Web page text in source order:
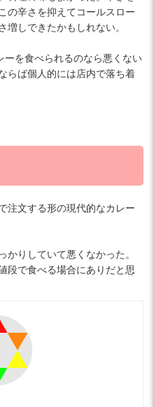
の辛さを抑えてコールスロー
増しできたかもしれない。
を食べられるのなら悪くない
らば個人的には店内で落ち着
注文する形の現代的なカレー
かりしていて悪くなかった。
段で食べる場合にありだと思